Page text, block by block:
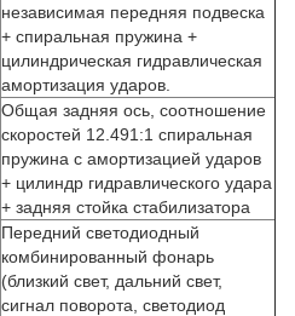
независимая передняя подвеска
+ спиральная пружина +
цилиндрическая гидравлическая
амортизация ударов.
Общая задняя ось, соотношение
скоростей 12.491:1 спиральная
пружина с амортизацией ударов
+ цилиндр гидравлического удара
+ задняя стойка стабилизатора
Передний светодиодный
комбинированный фонарь
(близкий свет, дальний свет,
сигнал поворота, светодиод